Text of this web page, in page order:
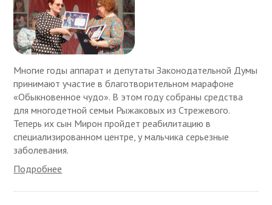
Многие годы аппарат и депутаты Законодательной Думы
принимают участие в благотворительном марафоне
«Обыкновенное чудо». В этом году собраны средства
для многодетной семьи Рыжаковых из Стрежевого.
Теперь их сын Мирон пройдет реабилитацию в
специализированном центре, у мальчика серьезные
заболевания.
Подробнее